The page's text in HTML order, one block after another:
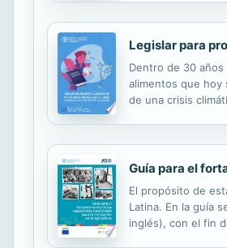
Legislar para
Dentro de 30
alimentos que hoy
de una crisis
Guía para el
El propósito de
Latina. En la guía
inglés), con el fin